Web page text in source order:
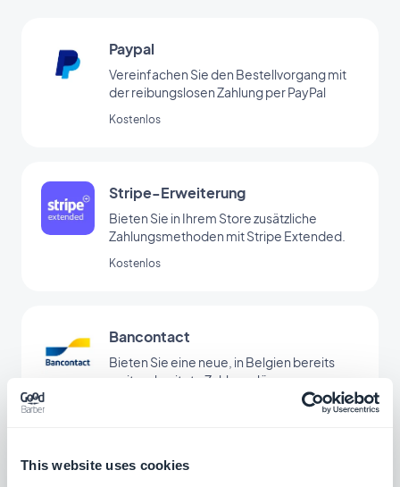
This website uses cookies
Paypal
Vereinfachen Sie den Bestellvorgang mit
der reibungslosen Zahlung per PayPal
Kostenlos
Stripe-Erweiterung
Bieten Sie in Ihrem Store zusätzliche
Zahlungsmethoden mit Stripe Extended.
Kostenlos
Bancontact
Bieten Sie eine neue, in Belgien bereits
weit verbreitete Zahlungslösung an.